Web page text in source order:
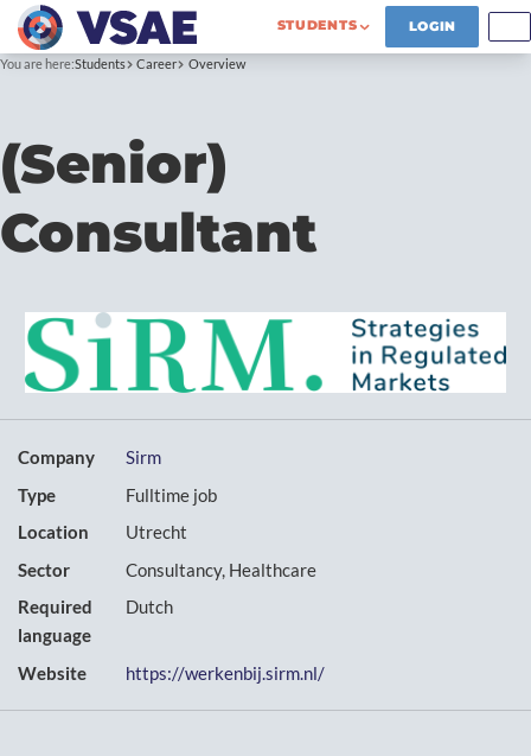
STUDENTS LOGIN
You are here:Students Career Overview
(Senior)
Consultant
Company
Sirm
Type
Fulltime job
Location
Utrecht
Sector
Consultancy, Healthcare
Required
language
Dutch
Website https://werkenbij.sirm.nl/